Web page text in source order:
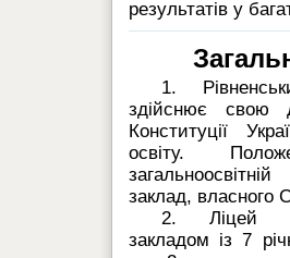
результатів у
1.
здійснює свою
Конституції
освіту.
заклад, власного
2. Ліцей є
закладом із 7